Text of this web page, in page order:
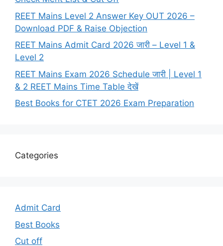
REET Mains Level 2 Answer Key OUT 2026 –
Download PDF & Raise Objection
REET Mains Admit Card 2026 जारी – Level 1 &
Level 2
REET Mains Exam 2026 Schedule जारी | Level 1
& 2 REET Mains Time Table देखें
Best Books for CTET 2026 Exam Preparation
Categories
Admit Card
Best Books
Cut off